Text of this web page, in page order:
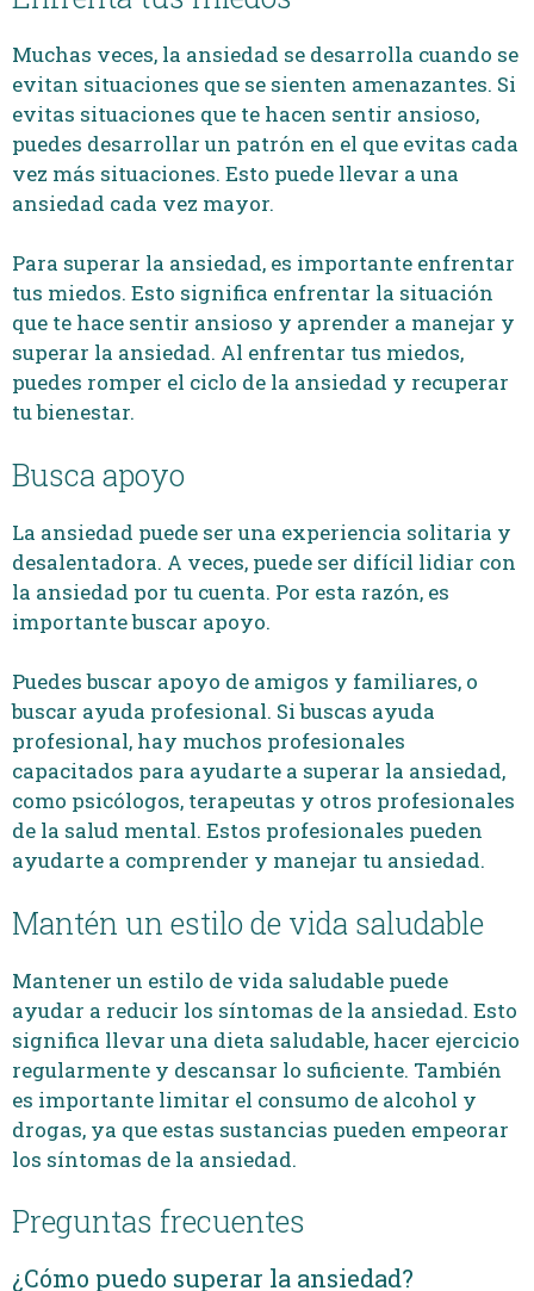
Muchas veces, la ansiedad se desarrolla cuando se
evitan situaciones que se sienten amenazantes. Si
evitas situaciones que te hacen sentir ansioso,
puedes desarrollar un patrón en el que evitas cada
vez más situaciones. Esto puede llevar a una
ansiedad cada vez mayor.
Para superar la ansiedad, es importante enfrentar
tus miedos. Esto significa enfrentar la situación
que te hace sentir ansioso y aprender a manejar y
superar la ansiedad. Al enfrentar tus miedos,
puedes romper el ciclo de la ansiedad y recuperar
tu bienestar.
Busca apoyo
La ansiedad puede ser una experiencia solitaria y
desalentadora. A veces, puede ser difícil lidiar con
la ansiedad por tu cuenta. Por esta razón, es
importante buscar apoyo.
Puedes buscar apoyo de amigos y familiares, o
buscar ayuda profesional. Si buscas ayuda
profesional, hay muchos profesionales
capacitados para ayudarte a superar la ansiedad,
como psicólogos, terapeutas y otros profesionales
de la salud mental. Estos profesionales pueden
ayudarte a comprender y manejar tu ansiedad.
Mantén un estilo de vida saludable
Mantener un estilo de vida saludable puede
ayudar a reducir los síntomas de la ansiedad. Esto
significa llevar una dieta saludable, hacer ejercicio
regularmente y descansar lo suficiente. También
es importante limitar el consumo de alcohol y
drogas, ya que estas sustancias pueden empeorar
los síntomas de la ansiedad.
Preguntas frecuentes
¿Cómo puedo superar la ansiedad?